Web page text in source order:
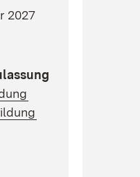
2027